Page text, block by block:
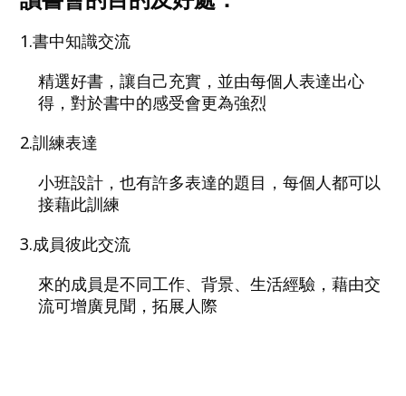
1.書中知識交流
精選好書，讓自己充實，並由每個人表達出心
得，對於書中的感受會更為強烈
2.訓練表達
小班設計，也有許多表達的題目，每個人都可以
接藉此訓練
3.成員彼此交流
來的成員是不同工作、背景、生活經驗，藉由交
流可增廣見聞，拓展人際